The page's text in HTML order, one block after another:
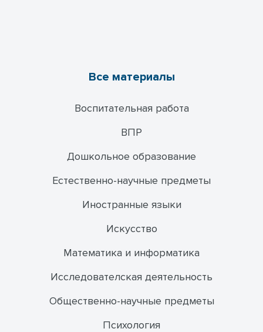
Все материалы
Воспитательная работа
ВПР
Дошкольное образование
Естественно-научные предметы
Иностранные языки
Искусство
Математика и информатика
Исследователская деятельность
Общественно-научные предметы
Психология